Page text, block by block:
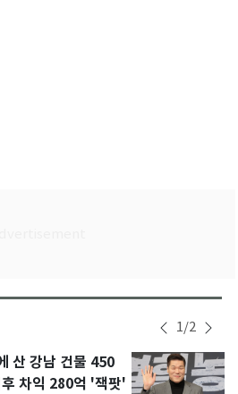
1/2
산 강남 건물 450
차익 280억 '잭팟'